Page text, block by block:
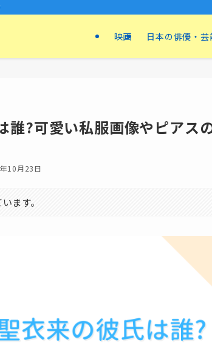
映画 日本の俳優・芸
誰?可愛い私服画像やピアス
10月23日
ます。